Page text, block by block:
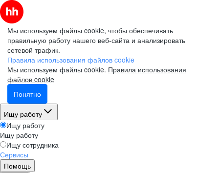
Мы используем файлы cookie, чтобы обеспечивать
правильную работу нашего веб-сайта и анализировать
сетевой трафик.
Правила использования файлов cookie
Мы используем файлы cookie. Правила использования
файлов cookie
Понятно
Ищу работу
Ищу работу
Ищу работу
Ищу сотрудника
Сервисы
Помощь